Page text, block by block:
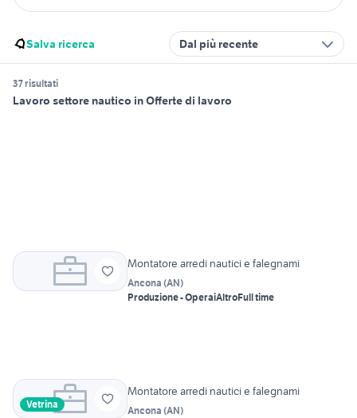
Salva ricerca Dal più recente
37 risultati
Lavoro settore nautico in Offerte di lavoro
Montatore arredi nautici e falegnami
Ancona (AN)
Produzione - OperaiAltroFull time
Vetrina
Montatore arredi nautici e falegnami
Ancona (AN)